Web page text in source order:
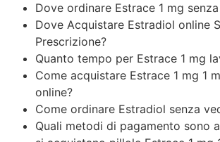
Dove ordinare Estrace 1 mg
Dove Acquistare Estradiol online
Prescrizione?
Quanto tempo per Estrace 1 mg
Come acquistare Estrace 1 mg 1
online?
Come ordinare Estradiol senza
Quali metodi di pagamento sono